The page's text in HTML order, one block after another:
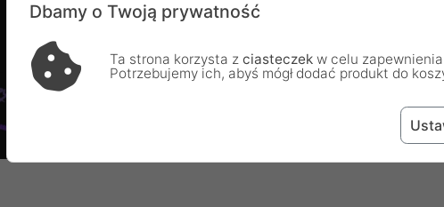
Dbamy o Twoją prywatność
Ta strona korzysta z ciasteczek w celu zapewnienia
Potrzebujemy ich, abyś mógł dodać produkt do